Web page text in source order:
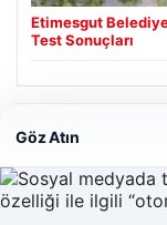
Etimesgut
Test Sonuçları
Son Eklenen
Göz Atın